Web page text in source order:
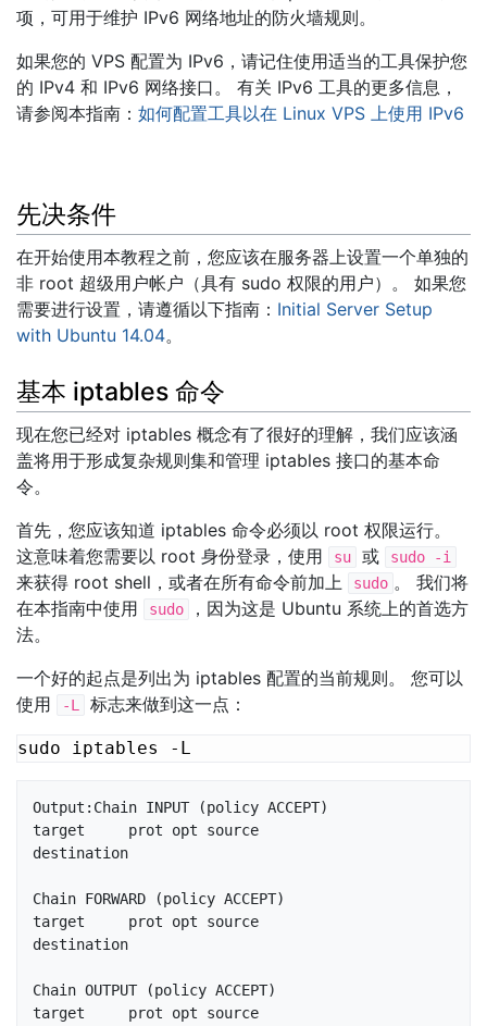
项，可用于维护 IPv6 网络地址的防火墙规则。
如果您的 VPS 配置为 IPv6，请记住使用适当的工具保护您
的 IPv4 和 IPv6 网络接口。 有关 IPv6 工具的更多信息，
请参阅本指南： 如何配置工具以在 Linux VPS 上使用 IPv6
先决条件
在开始使用本教程之前，您应该在服务器上设置一个单独的
非 root 超级用户帐户（具有 sudo 权限的用户）。 如果您
需要进行设置，请遵循以下指南： Initial Server Setup
with Ubuntu 14.04。
基本 iptables 命令
现在您已经对 iptables 概念有了很好的理解，我们应该涵
盖将用于形成复杂规则集和管理 iptables 接口的基本命
令。
首先，您应该知道 iptables 命令必须以 root 权限运行。
这意味着您需要以 root 身份登录，使用
su 或 sudo -i
来获得 root shell，或者在所有命令前加上 sudo 。 我们将
在本指南中使用
sudo
，因为这是 Ubuntu 系统上的首选方
法。
一个好的起点是列出为 iptables 配置的当前规则。 您可以
使用
-L 标志来做到这一点：
Output:Chain INPUT (policy ACCEPT)
target     prot opt source
destination
Chain FORWARD (policy ACCEPT)
target     prot opt source
destination
Chain OUTPUT (policy ACCEPT)
target     prot opt source